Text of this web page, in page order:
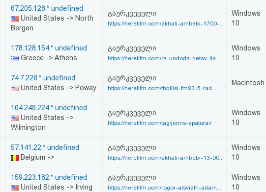
67.205.128.* undefined
United States -> North
Bergen
გაურკვეველი
https://heretifm.com/akhali-ambebi-1700-...
Windows
10
178.128.154.* undefined
Greece -> Athens
გაურკვეველი
https://heretifm.com/ra-undoda-netav-lia...
Windows
10
74.7.228.* undefined
United States -> Poway
გაურკვეველი
https://heretifm.com/thbilisi-fm93-5-rad...
Macintosh
104.248.224.* undefined
United States ->
Wilmington
გაურკვეველი
https://heretifm.com/tag/jeims-apaturai/
Windows
10
57.141.22.* undefined
Belgium ->
გაურკვეველი
https://heretifm.com/akhali-ambebi-13-00...
Windows
10
159.223.182.* undefined
United States -> Irving
გაურკვეველი
https://heretifm.com/rogor-atsviath-adam...
Windows
10